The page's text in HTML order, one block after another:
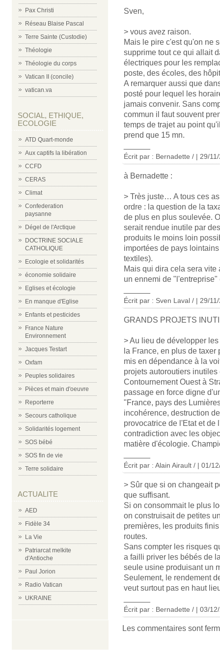
Pax Christi
Réseau Blaise Pascal
Terre Sainte (Custodie)
Théologie
Théologie du corps
Vatican II (concile)
vatican.va
SOCIAL, ETHIQUE,
ECOLOGIE
ATD Quart-monde
Aux captifs la libération
CCFD
CERAS
Climat
Confederation
paysanne
Dégel de l'Arctique
DOCTRINE SOCIALE
CATHOLIQUE
Ecologie et solidarités
économie solidaire
Eglises et écologie
En manque d'Eglise
Enfants et pesticides
France Nature
Environnement
Jacques Testart
Oxfam
Peuples solidaires
Pièces et main d'oeuvre
Reporterre
Secours catholique
Solidarités logement
SOS bébé
SOS fin de vie
Terre solidaire
ACTUALITE
AED
Fidèle 34
La Vie
Patriarcat melkite
d'Antioche
Paul Jorion
Radio Vatican
UKRAINE
Sven,
> vous avez raison.
Mais le pire c'est qu'on ne
supprime tout ce qui allait
électriques pour les
poste, des écoles, des
A remarquer aussi que
posté pour lequel les
jamais convenir. Sans
commun il faut souvent
temps de trajet au point
prend que 15 mn.
Écrit par : Bernadette / | 29/
à Bernadette :
> Très juste… A tous ces
ordre : la question de la
de plus en plus soulevée.
serait rendue inutile par
produits le moins loin
importées de pays
textiles).
Mais qui dira cela sera
un ennemi de
Écrit par : Sven Laval / | 29/
GRANDS PROJETS
> Au lieu de développer
la France, en plus de
mis en dépendance à la
projets autoroutiers
Contournement Ouest à
passage en force digne
"France, pays des
incohérence, destruction
provocatrice de l'Etat et de
contradiction avec les
matière d'écologie.
Écrit par : Alain Airault / | 01/
> Sûr que si on changeait
que suffisant.
Si on consommait le plus
on construisait de petites
premières, les produits
routes.
Sans compter les risques
a failli priver les bébés de
seule usine produisant un
Seulement, le rendement
veut surtout pas en haut
Écrit par : Bernadette / | 03/
Les commentaires sont